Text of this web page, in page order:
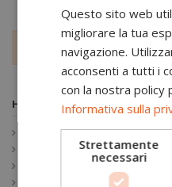
Nessun prodotto
Home
SCARPE
ABBIGLIAMENTO DA LAVORO
ANTINFORTUNISTICA
Questo sito web
migliorare la tua
navigazione.
acconsenti a tutti i
con la nostra policy
Informativa sulla
Strettamente
necessari